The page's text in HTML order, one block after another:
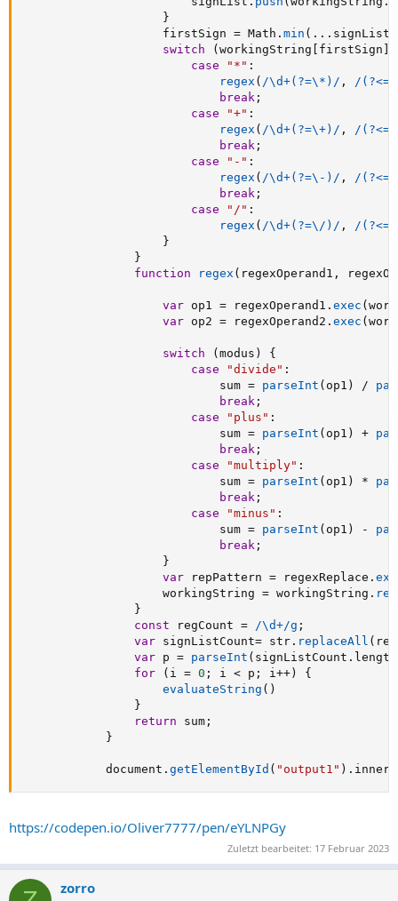
}
                    firstSign
= Math . min ( ... signList
switch
( workingString firstSign
case
"*" :
regex ( /\d+(?=\*)/ ,
/
break ;
case
"+" :
regex ( /\d+(?=\+)/ ,
/
break ;
case
"-" :
regex ( /\d+(?=\-)/ ,
/
break ;
case
"/" :
regex ( /\d+(?=\/)/ ,
/
}
}
function
regex ( regexOperand1 ,
var op1 = regexOperand1 . exec (
var op2 = regexOperand2 . exec (
switch ( modus )
{
case
"divide" :
                            sum
= parseInt ( op1 ) /
break ;
case
"plus" :
                            sum
= parseInt ( op1 ) +
break ;
case
"multiply" :
                            sum
= parseInt ( op1 ) *
break ;
case
"minus" :
                            sum
= parseInt ( op1 ) -
break ;
}
var repPattern = regexReplace .
                    workingString
= workingString .
}
const regCount = /\d+/g ;
var signListCount= str . replaceAll (
var p = parseInt ( signListCount . length
for
( i = 0 ; i < p ; i++ )
{
evaluateString ( )
}
return sum ;
}
            document
. getElementById ( "output1" ) .
https://codepen.io/Oliver7777/pen/eYLNPGy
Zuletzt bearbeitet: 17 Februar 2023
zorro